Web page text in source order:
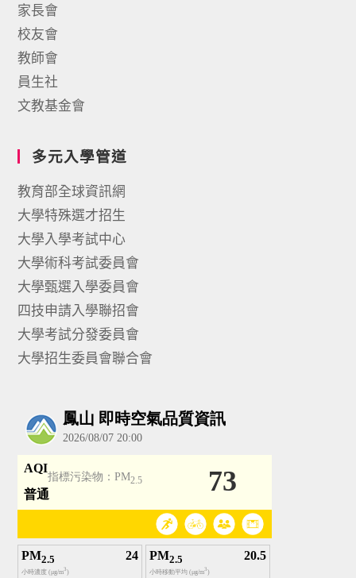
家長會
校友會
教師會
員生社
文教基金會
多元入學管道
教育部全球資訊網
大學特殊選才招生
大學入學考試中心
大學術科考試委員會
大學甄選入學委員會
四技申請入學聯招會
大學考試分發委員會
大學招生委員會聯合會